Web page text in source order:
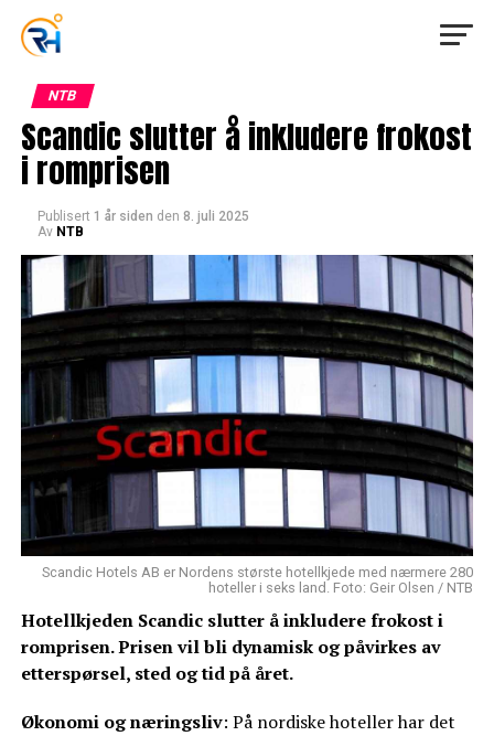
NTB
Scandic slutter å inkludere frokost
i romprisen
Publisert 1 år siden den 8. juli 2025
Av NTB
Scandic Hotels AB er Nordens største hotellkjede med nærmere 280
hoteller i seks land. Foto: Geir Olsen / NTB
Hotellkjeden Scandic slutter å inkludere frokost i
romprisen. Prisen vil bli dynamisk og påvirkes av
etterspørsel, sted og tid på året.
Økonomi og næringsliv: På nordiske hoteller har det